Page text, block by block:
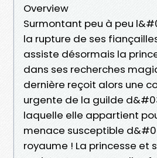
Overview
Surmontant peu à peu
la rupture de ses
assiste désormais la
dans ses recherches
dernière reçoit alors une
urgente de la guilde
laquelle elle appartient
menace susceptible
royaume ! La princesse et